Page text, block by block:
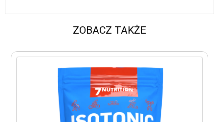
ZOBACZ TAKŻE